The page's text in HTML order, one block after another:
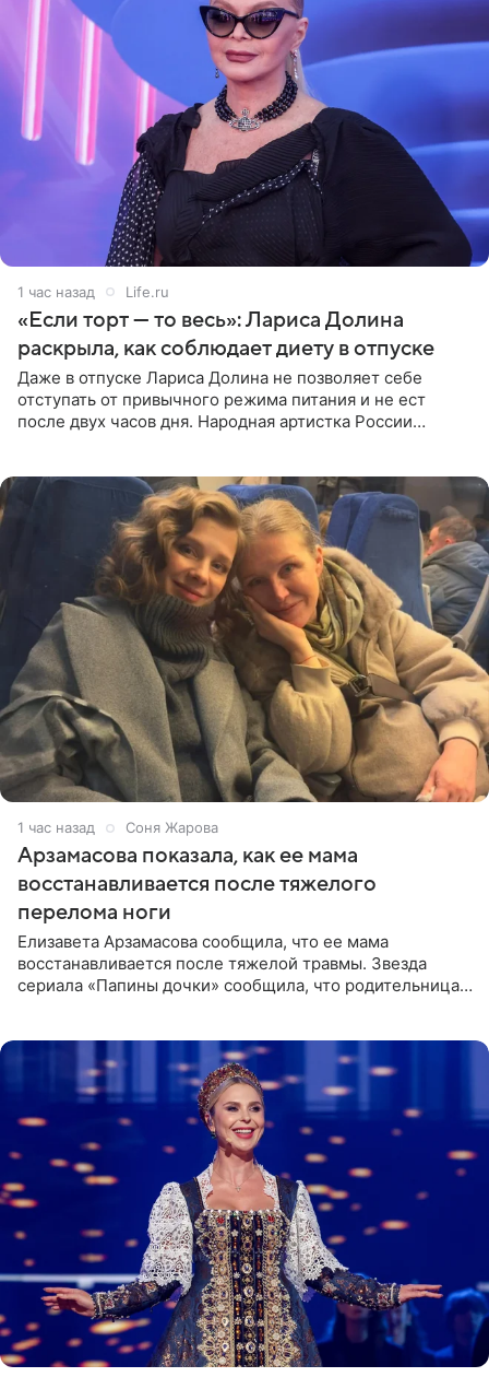
1 час назад Life.ru
«Если торт — то весь»: Лариса Долина
раскрыла, как соблюдает диету в отпуске
Даже в отпуске Лариса Долина не позволяет себе
отступать от привычного режима питания и не ест
после двух часов дня. Народная артистка России
1 час назад Соня Жарова
Арзамасова показала, как ее мама
восстанавливается после тяжелого
перелома ноги
Елизавета Арзамасова сообщила, что ее мама
восстанавливается после тяжелой травмы. Звезда
сериала «Папины дочки» сообщила, что родительница